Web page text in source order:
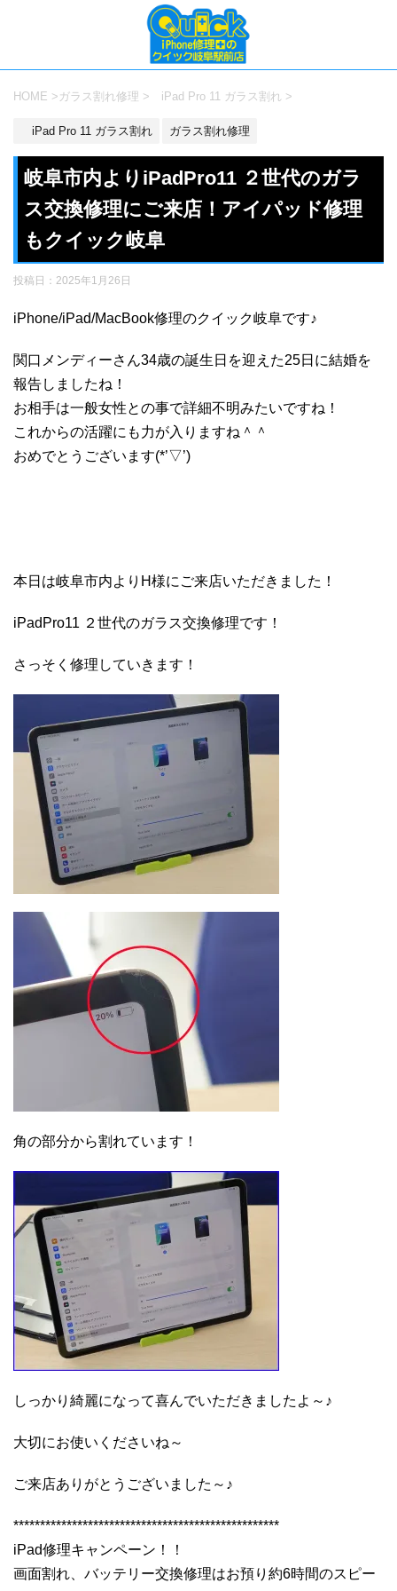
HOME > ガラス割れ修理 > iPad Pro 11 ガラス割れ >
iPad Pro 11 ガラス割れ ガラス割れ修理
岐阜市内よりiPadPro11 ２世代のガラ
ス交換修理にご来店！アイパッド修理
もクイック岐阜
投稿日： 2025年1月26日
iPhone/iPad/MacBook修理のクイック岐阜です♪
関口メンディーさん34歳の誕生日を迎えた25日に結婚を
報告しましたね！
お相手は一般女性との事で詳細不明みたいですね！
これからの活躍にも力が入りますね＾＾
おめでとうございます(*’▽’)
本日は岐阜市内よりH様にご来店いただきました！
iPadPro11 ２世代のガラス交換修理です！
さっそく修理していきます！
角の部分から割れています！
しっかり綺麗になって喜んでいただきましたよ～♪
大切にお使いくださいね～
ご来店ありがとうございました～♪
**************************************************
iPad修理キャンペーン！！
画面割れ、バッテリー交換修理はお預り約6時間のスピー